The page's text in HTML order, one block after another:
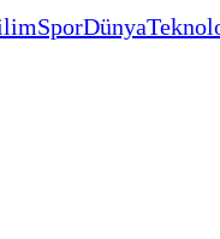
SporDünya